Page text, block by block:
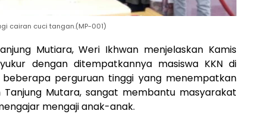
cairan cuci tangan.(MP-001)
Mutiara, Weri Ikhwan menjelaskan Kamis
dengan ditempatkannya masiswa KKN di
perguruan tinggi yang menempatkan
Tanjung Mutara, sangat membantu masyarakat
mengaji anak-anak.